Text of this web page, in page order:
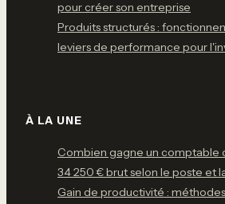
pour créer son entreprise
Produits structurés :
leviers de performance pour
À LA UNE
Combien gagne un comptable
34 250 € brut selon le poste et
Gain de productivité :